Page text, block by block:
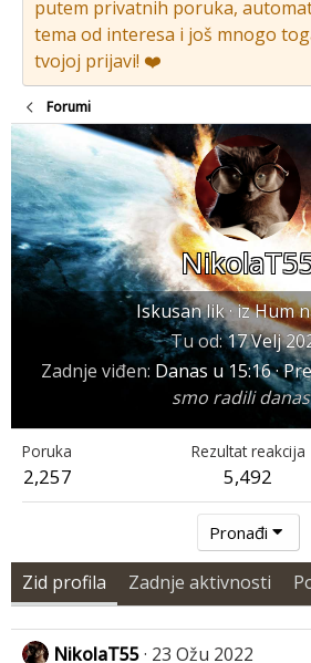
putem privatnih poruka,
tema od interesa i još mnogo
tvojoj prijavi! ❤️
Forumi
Iskusan lik · izHum
Tu od 17 Velj
Zadnje viđen Danas u 15:16·
smo radili
Poruka
2,257
Rezultat reakcija
5,492
Pronađi
Zid profila Zadnje aktivnosti
NikolaT55 23 Ožu 2022